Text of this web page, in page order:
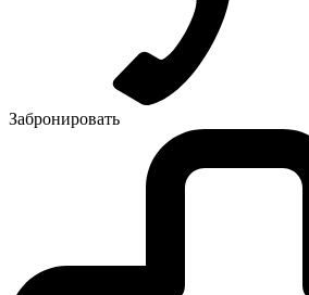
Забронировать